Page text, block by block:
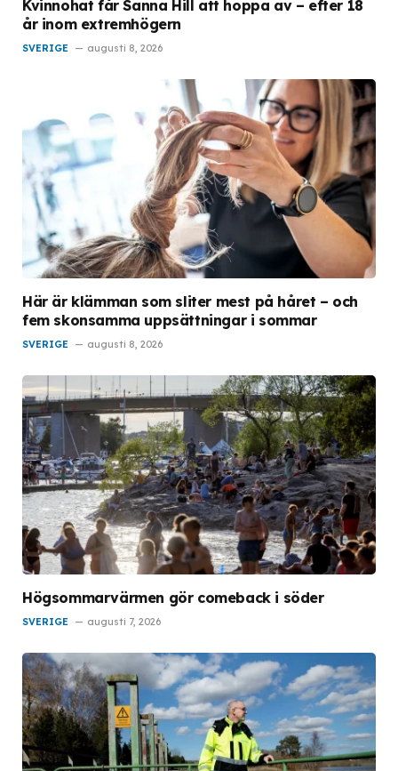
Kvinnohat får Sanna Hill att hoppa av – efter 18
år inom extremhögern
SVERIGE augusti 8, 2026
Här är klämman som sliter mest på håret – och
fem skonsamma uppsättningar i sommar
SVERIGE augusti 8, 2026
Högsommarvärmen gör comeback i söder
SVERIGE augusti 7, 2026